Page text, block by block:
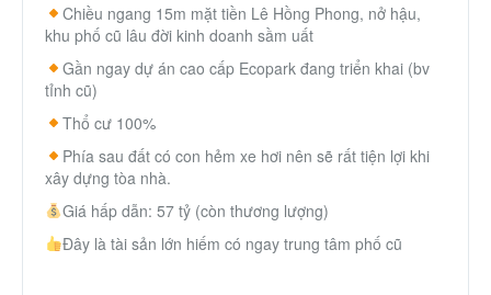
Chiều ngang 15m mặt tiền Lê Hồng Phong, nở hậu,
khu phố cũ lâu đời kinh doanh sầm uất
Gần ngay dự án cao cấp Ecopark đang triển khai (bv
tỉnh cũ)
Thổ cư 100%
Phía sau đất có con hẻm xe hơi nên sẽ rất tiện lợi khi
xây dựng tòa nhà.
Giá hấp dẫn: 57 tỷ (còn thương lượng)
Đây là tài sản lớn hiếm có ngay trung tâm phố cũ